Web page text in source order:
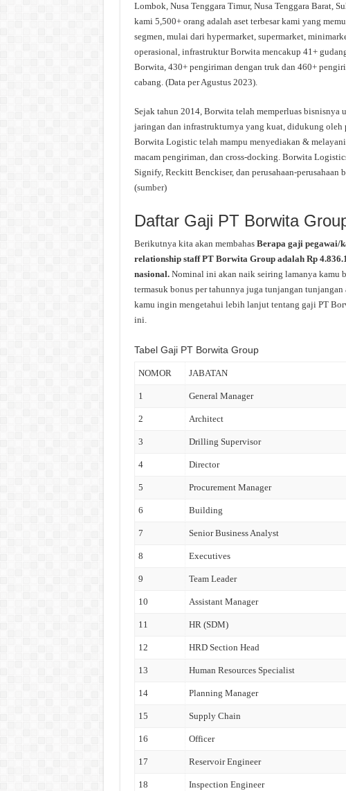
Lombok, Nusa Tenggara Timur, Nusa Tenggara Barat,
kami 5,500+ orang adalah aset terbesar kami yang
segmen, mulai dari hypermarket, supermarket,
operasional, infrastruktur Borwita mencakup 41+
Borwita, 430+ pengiriman dengan truk dan 460+
cabang. (Data per Agustus 2023).
Sejak tahun 2014, Borwita telah memperluas
jaringan dan infrastrukturnya yang kuat, didukung
Borwita Logistic telah mampu menyediakan &
macam pengiriman, dan cross-docking. Borwita
Signify, Reckitt Benckiser, dan perusahaan-perusahaan
(sumber)
Daftar Gaji PT Borwita
Berikutnya kita akan membahas Berapa gaji pegawai/
relationship staff PT Borwita Group adalah Rp
nasional. Nominal ini akan naik seiring lamanya kamu
termasuk bonus per tahunnya juga tunjangan
kamu ingin mengetahui lebih lanjut tentang gaji PT
ini.
Tabel Gaji PT Borwita Group
NOMOR JABATAN
1 General Manager
2 Architect
3 Drilling Supervisor
4 Director
5 Procurement Manager
6 Building
7 Senior Business Analyst
8 Executives
9 Team Leader
10 Assistant Manager
11 HR (SDM)
12 HRD Section Head
13 Human Resources Specialist
14 Planning Manager
15 Supply Chain
16 Officer
17 Reservoir Engineer
18 Inspection Engineer